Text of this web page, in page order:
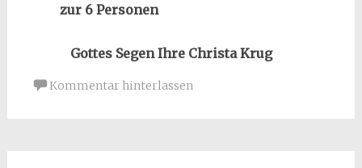
zur 6 Personen
Gottes Segen Ihre Christa Krug
Kommentar hinterlassen